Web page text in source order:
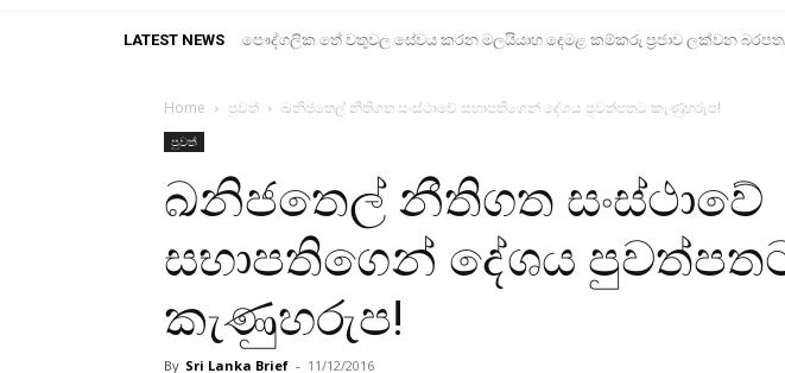
LATEST NEWS පෞද්ගලික තේ වතුවල සේවය කරන මලයියාහ දෙමළ කම්කරු ප්‍රජාව ලක්වන
Home පුවත් ඛනිජතෙල් නීතිගත සංස්ථාවේ සභාපතිගෙන් දේශය පුවත්පතට කැණුහරුප!
පුවත්
ඛනිජතෙල් නීතිගත සංස්ථාවේ
සභාපතිගෙන් දේශය
කැණුහරුප!
By Sri Lanka Brief - 11/12/2016